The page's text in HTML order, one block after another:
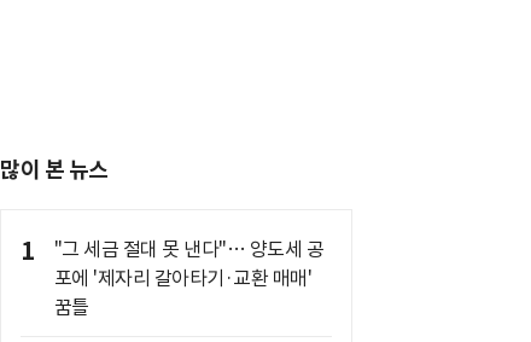
많이 본 뉴스
1
"그 세금 절대 못 낸다"… 양도세 공
포에 '제자리 갈아타기·교환 매매'
꿈틀